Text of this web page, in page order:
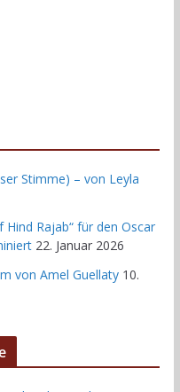
Stimme) – von Leyla
Rajab“ für den Oscar
22. Januar 2026
von Amel Guellaty 10.